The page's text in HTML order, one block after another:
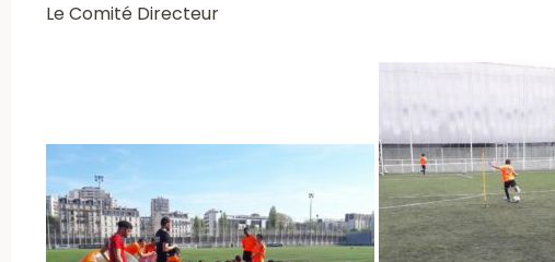
Le Comité Directeur